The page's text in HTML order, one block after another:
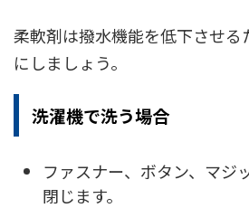
柔軟剤は撥水機能を低下させる
にしましょう。
洗濯機で洗う場合
ファスナー、ボタン、マジ
閉じます。